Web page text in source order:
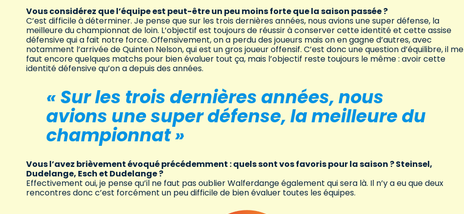
Vous considérez que l’équipe est peut-être un peu moins forte que la saison passée ?
C’est difficile à déterminer. Je pense que sur les trois dernières années, nous avions une super défense, la
meilleure du championnat de loin. L’objectif est toujours de réussir à conserver cette identité et cette assise
défensive qui a fait notre force. Offensivement, on a perdu des joueurs mais on en gagne d’autres, avec
notamment l’arrivée de Quinten Nelson, qui est un gros joueur offensif. C’est donc une question d’équilibre, il me
faut encore quelques matchs pour bien évaluer tout ça, mais l’objectif reste toujours le même : avoir cette
identité défensive qu’on a depuis des années.
« Sur les trois dernières années, nous
avions une super défense, la meilleure du
championnat »
Vous l’avez brièvement évoqué précédemment : quels sont vos favoris pour la saison ? Steinsel,
Dudelange, Esch et Dudelange ?
Effectivement oui, je pense qu’il ne faut pas oublier Walferdange également qui sera là. Il n’y a eu que deux
rencontres donc c’est forcément un peu difficile de bien évaluer toutes les équipes.